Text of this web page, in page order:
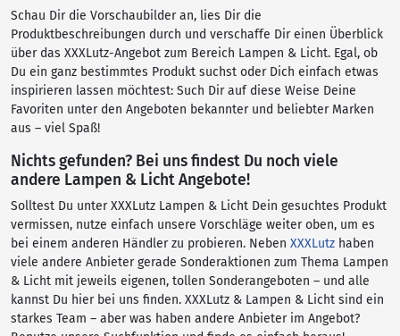
Schau Dir die Vorschaubilder an, lies Dir die
Produktbeschreibungen durch und verschaffe Dir einen Überblick
über das XXXLutz-Angebot zum Bereich Lampen & Licht. Egal, ob
Du ein ganz bestimmtes Produkt suchst oder Dich einfach etwas
inspirieren lassen möchtest: Such Dir auf diese Weise Deine
Favoriten unter den Angeboten bekannter und beliebter Marken
aus – viel Spaß!
Nichts gefunden? Bei uns findest Du noch viele
andere Lampen & Licht Angebote!
Solltest Du unter XXXLutz Lampen & Licht Dein gesuchtes Produkt
vermissen, nutze einfach unsere Vorschläge weiter oben, um es
bei einem anderen Händler zu probieren. Neben XXXLutz haben
viele andere Anbieter gerade Sonderaktionen zum Thema Lampen
& Licht mit jeweils eigenen, tollen Sonderangeboten – und alle
kannst Du hier bei uns finden. XXXLutz & Lampen & Licht sind ein
starkes Team – aber was haben andere Anbieter im Angebot?